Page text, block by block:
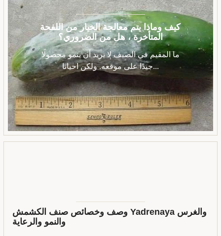
كيف وماذا يتم معالجة الخيار من اللفحة
المتأخرة ، هل من الضروري؟
ما المقيم في الصيف لا يريد أن ينمو محصولًا
جيدًا على موقعه. ولكن احيانا...
وصف وخصائص صنف الكشمش Yadrenaya والغرس
والنمو والرعاية